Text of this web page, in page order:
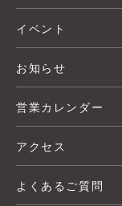
イベント
お知らせ
営業カレンダー
アクセス
よくあるご質問